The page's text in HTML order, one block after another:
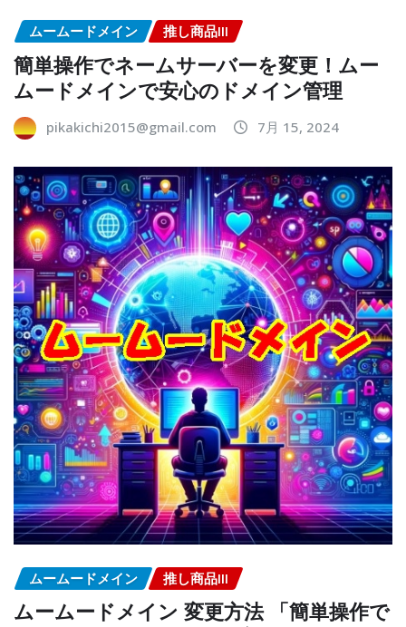
ムームードメイン 推し商品III
簡単操作でネームサーバーを変更！ムー
ムードメインで安心のドメイン管理
pikakichi2015@gmail.com 7月 15, 2024
ムームードメイン 推し商品III
ムームードメイン 変更方法 「簡単操作で